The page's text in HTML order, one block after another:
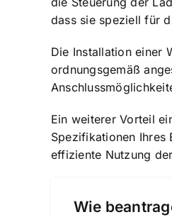
dass sie speziell für
Die Installation einer
ordnungsgemäß
Ein weiterer Vorteil
Spezifikationen Ihres
effiziente Nutzung
Wie